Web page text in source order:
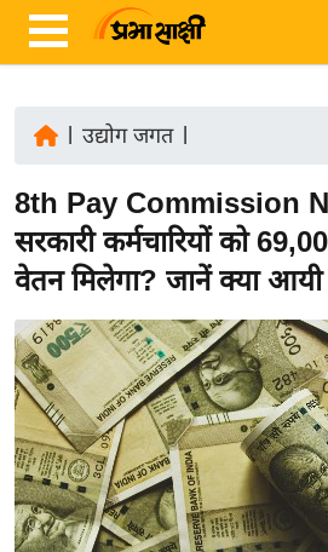
ज़ा
ख
ब
र
रा
ष्ट्री
य
अं
त
र्रा
ष्ट्री
उद्योग जगत|
8th Pay Commission
सरकारी कर्मचारियों को
वेतन मिलेगा? जानें क्या